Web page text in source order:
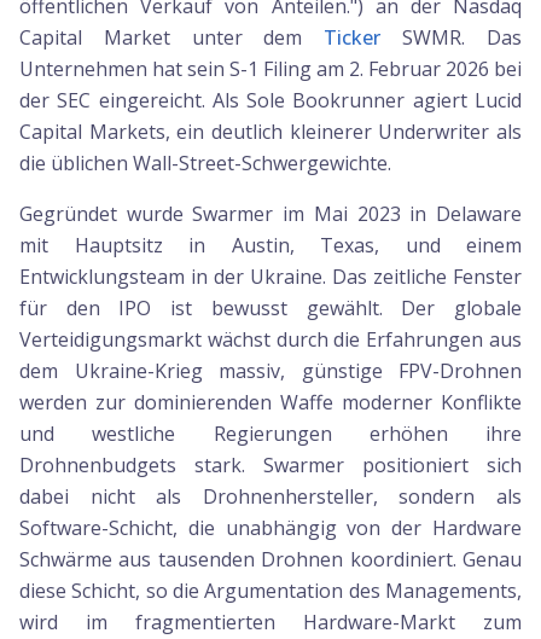
öffentlichen Verkauf von Anteilen.") an der Nasdaq
Capital Market unter dem Ticker SWMR. Das
Unternehmen hat sein S-1 Filing am 2. Februar 2026 bei
der SEC eingereicht. Als Sole Bookrunner agiert Lucid
Capital Markets, ein deutlich kleinerer Underwriter als
die üblichen Wall-Street-Schwergewichte.
Gegründet wurde Swarmer im Mai 2023 in Delaware
mit Hauptsitz in Austin, Texas, und einem
Entwicklungsteam in der Ukraine. Das zeitliche Fenster
für den IPO ist bewusst gewählt. Der globale
Verteidigungsmarkt wächst durch die Erfahrungen aus
dem Ukraine-Krieg massiv, günstige FPV-Drohnen
werden zur dominierenden Waffe moderner Konflikte
und westliche Regierungen erhöhen ihre
Drohnenbudgets stark. Swarmer positioniert sich
dabei nicht als Drohnenhersteller, sondern als
Software-Schicht, die unabhängig von der Hardware
Schwärme aus tausenden Drohnen koordiniert. Genau
diese Schicht, so die Argumentation des Managements,
wird im fragmentierten Hardware-Markt zum